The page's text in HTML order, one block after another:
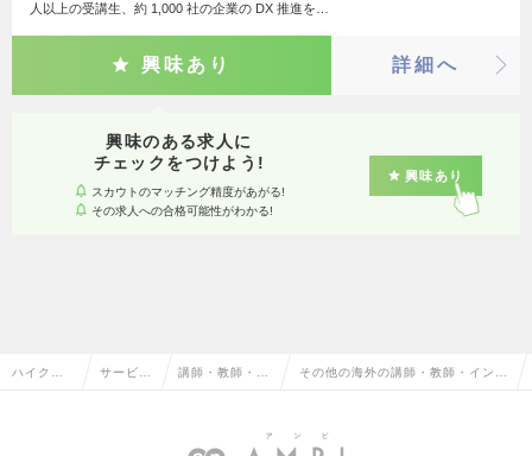
人以上の受講生、約 1,000 社の企業の DX 推進を…
興味あり 詳細へ
興味のある求人に
チェックをつけよう!
スカウトのマッチング精度があがる!
その求人への合格可能性がわかる!
興味あり
ハイクラ サービ 講師・教師・イ その他の海外の講師・教師・インス